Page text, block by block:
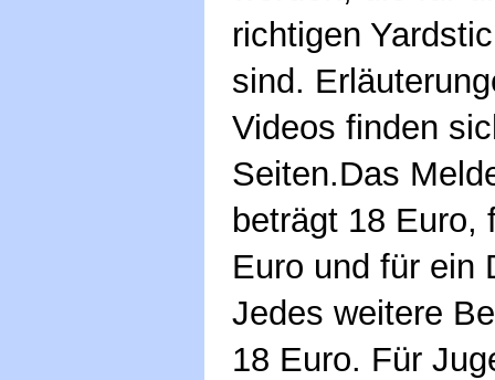
richtigen
sind.
Videos finden
Seiten.Das
beträgt 18 Euro,
Euro und für ein
Jedes weitere
18 Euro. Für